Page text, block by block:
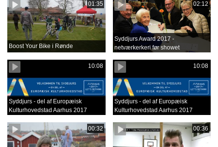
01:35
Boost Your Bike i Rønde
02:12
Syddjurs Award 2017 -
netværkerkeri før showet
10:08
Syddjurs - del af Europæisk
Kulturhovedstad Aarhus 2017
10:08
Syddjurs - del af Europæisk
Kulturhovedstad Aarhus 2017
00:32 00:36